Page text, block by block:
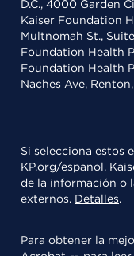
D.C., 4000 Garden
Kaiser Foundation
Multnomah St.,
Foundation Health
Foundation Health
Naches Ave,
Si selecciona estos
KP.org/espanol.
de la información o
externos. Detalles.
Para obtener la